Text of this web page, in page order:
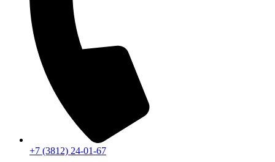
+7 (3812) 24-01-67